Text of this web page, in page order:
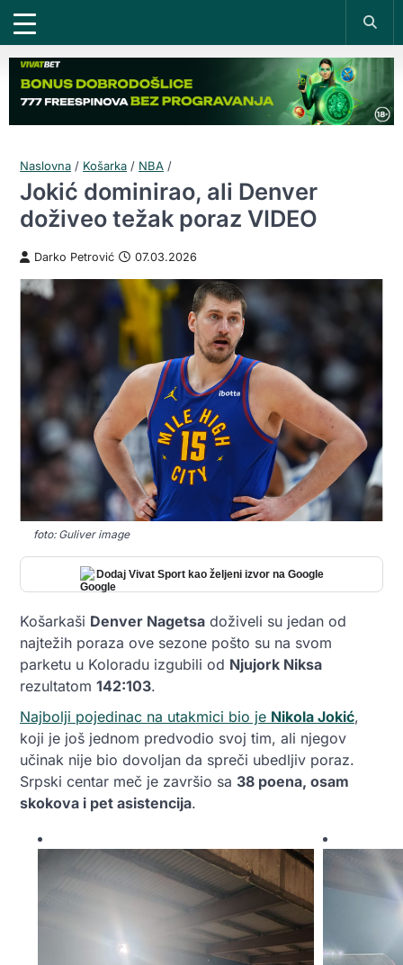
Naslovna / Košarka / NBA /
Jokić dominirao, ali Denver
doživeo težak poraz VIDEO
Darko Petrović 07.03.2026
foto: Guliver image
Dodaj Vivat Sport kao željeni izvor na Google
Košarkaši Denver Nagetsa doživeli su jedan od
najtežih poraza ove sezone pošto su na svom
parketu u Koloradu izgubili od Njujork Niksa
rezultatom 142:103.
Najbolji pojedinac na utakmici bio je Nikola Jokić,
koji je još jednom predvodio svoj tim, ali njegov
učinak nije bio dovoljan da spreči ubedljiv poraz.
Srpski centar meč je završio sa 38 poena, osam
skokova i pet asistencija.